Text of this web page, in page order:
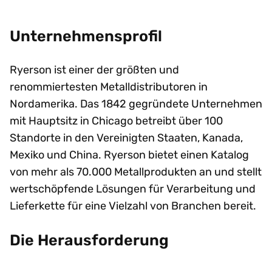
Unternehmensprofil
Ryerson ist einer der größten und
renommiertesten Metalldistributoren in
Nordamerika. Das 1842 gegründete Unternehmen
mit Hauptsitz in Chicago betreibt über 100
Standorte in den Vereinigten Staaten, Kanada,
Mexiko und China. Ryerson bietet einen Katalog
von mehr als 70.000 Metallprodukten an und stellt
wertschöpfende Lösungen für Verarbeitung und
Lieferkette für eine Vielzahl von Branchen bereit.
Die Herausforderung